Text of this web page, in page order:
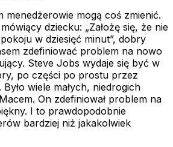
menedżerowie mogą coś zmienić.
dziecku: „Założę się, że nie
w dziesięć minut”, dobry
zdefiniować problem na nowo
Steve Jobs wydaje się być w
po części po prostu przez
wiele małych, niedrogich
On zdefiniował problem na
I to prawdopodobnie
bardziej niż jakakolwiek